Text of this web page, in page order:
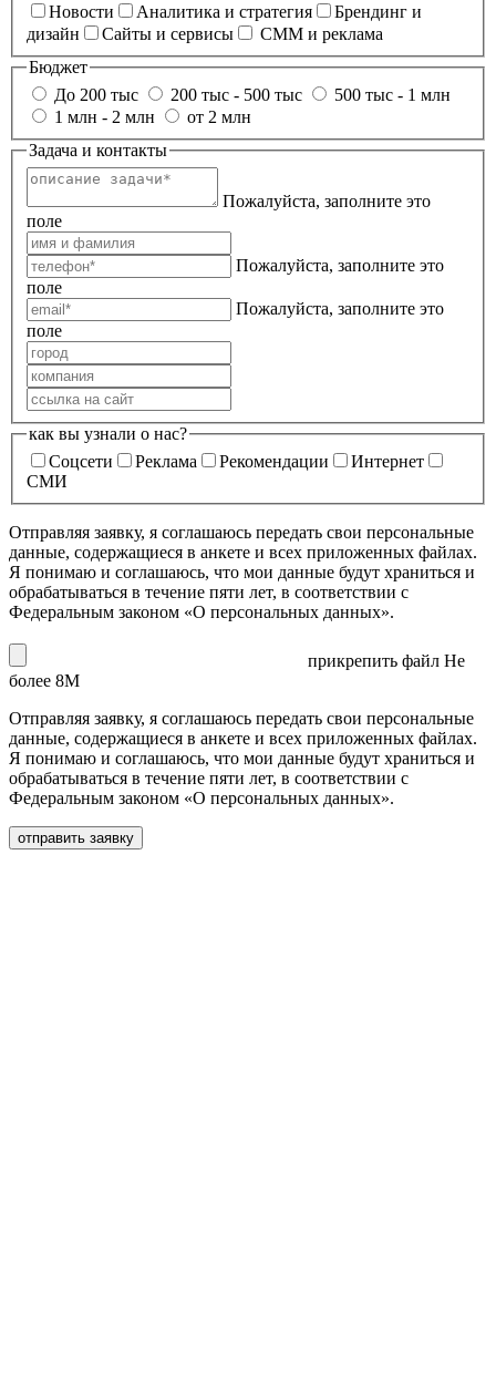
Новости
Аналитика и стратегия
Брендинг и
дизайн
Сайты и сервисы
СММ и реклама
Бюджет
До 200 тыс
200 тыс - 500 тыс
500 тыс - 1 млн
1 млн - 2 млн
от 2 млн
Задача и контакты
Пожалуйста, заполните это
поле
Пожалуйста, заполните это
поле
Пожалуйста, заполните это
поле
как вы узнали о нас?
Соцсети
Реклама Рекомендации
Интернет
СМИ
Отправляя заявку, я соглашаюсь передать свои персональные
данные, содержащиеся в анкете и всех приложенных файлах.
Я понимаю и соглашаюсь, что мои данные будут храниться и
обрабатываться в течение пяти лет, в соответствии с
Федеральным законом «О персональных данных».
прикрепить файл Не
более 8M
Отправляя заявку, я соглашаюсь передать свои персональные
данные, содержащиеся в анкете и всех приложенных файлах.
Я понимаю и соглашаюсь, что мои данные будут храниться и
обрабатываться в течение пяти лет, в соответствии с
Федеральным законом «О персональных данных».
отправить заявку